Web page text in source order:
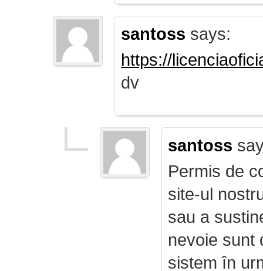
santoss says:
https://
dv
santoss
Permis de
site-ul
sau a
nevoie sunt
sistem în